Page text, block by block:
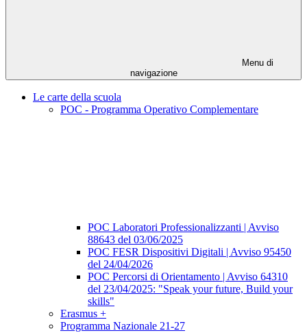
Menu di
navigazione
Le carte della scuola
POC - Programma Operativo Complementare
POC Laboratori Professionalizzanti | Avviso
88643 del 03/06/2025
POC FESR Dispositivi Digitali | Avviso 95450
del 24/04/2026
POC Percorsi di Orientamento | Avviso 64310
del 23/04/2025: "Speak your future, Build your
skills"
Erasmus +
Programma Nazionale 21-27